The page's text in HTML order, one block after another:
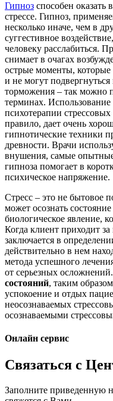
Гипноз способен
стрессе. Гипноз,
несколько иначе, чем в
суггестивное
человеку расслабиться.
снимает в очагах
острые моменты, которые
и не могут
торможения – так можно
терминах.
психотерапии
правило, дает очень
гипнотические техники
древности. Врачи
внушения, самые
гипноза помогает в
психическое напряжение.
Стресс – это не бытовое
может осознать
биологическое явление,
Когда клиент приходит
заключается в
действительно в нем
метода успешного
от серьезных осложнений.
состояний, таким
успокоение и отдых
неосознаваемых
осознаваемыми
Онлайн сервис
Связаться с
Заполните приведенную